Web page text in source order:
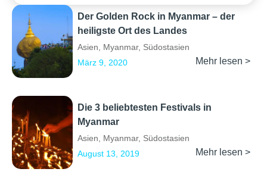
Der Golden Rock in Myanmar – der
heiligste Ort des Landes
Asien Myanmar, Südostasien
März 9, 2020
Mehr lesen >
Die 3 beliebtesten Festivals in
Myanmar
Asien Myanmar, Südostasien
August 13, 2019
Mehr lesen >